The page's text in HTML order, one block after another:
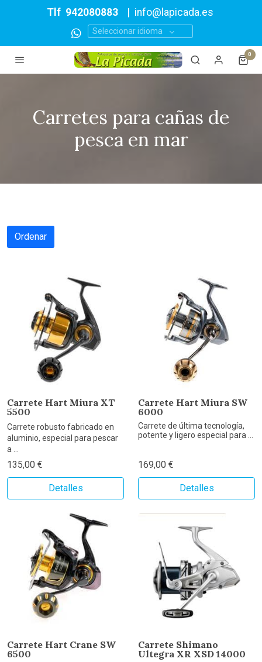
Tlf 942080883 info@lapicada.es
Seleccionar idioma
0
Carretes para cañas de
pesca en mar
Ordenar
Carrete Hart Miura XT
5500
Carrete robusto fabricado en
aluminio, especial para pescar
a ...
135,00 €
Detalles
Carrete Hart Miura SW
6000
Carrete de última tecnología,
potente y ligero especial para ...
169,00 €
Detalles
Carrete Hart Crane SW
6500
Carrete Shimano
Ultegra XR XSD 14000